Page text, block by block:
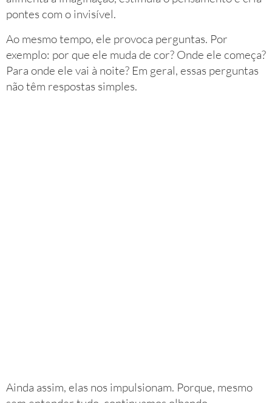
pontes com o invisível.
Ao mesmo tempo, ele provoca perguntas. Por
exemplo: por que ele muda de cor? Onde ele começa?
Para onde ele vai à noite? Em geral, essas perguntas
não têm respostas simples.
Ainda assim, elas nos impulsionam. Porque, mesmo